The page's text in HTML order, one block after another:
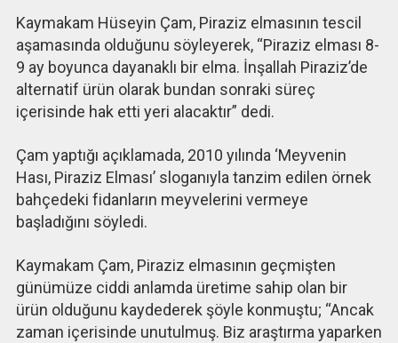
Kaymakam Hüseyin Çam, Piraziz elmasının tescil
aşamasında olduğunu söyleyerek, “Piraziz elması 8-
9 ay boyunca dayanaklı bir elma. İnşallah Piraziz’de
alternatif ürün olarak bundan sonraki süreç
içerisinde hak etti yeri alacaktır” dedi.
Çam yaptığı açıklamada, 2010 yılında ‘Meyvenin
Hası, Piraziz Elması’ sloganıyla tanzim edilen örnek
bahçedeki fidanların meyvelerini vermeye
başladığını söyledi.
Kaymakam Çam, Piraziz elmasının geçmişten
günümüze ciddi anlamda üretime sahip olan bir
ürün olduğunu kaydederek şöyle konmuştu; “Ancak
zaman içerisinde unutulmuş. Biz araştırma yaparken